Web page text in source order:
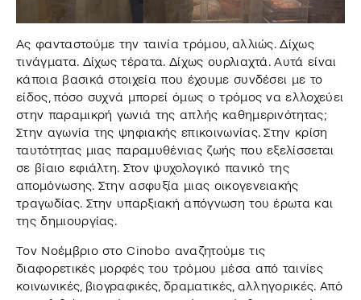
Ας φανταστούμε την ταινία τρόμου, αλλιώς. Δίχως
τινάγματα. Δίχως τέρατα. Δίχως ουρλιαχτά. Αυτά είναι
κάποια βασικά στοιχεία που έχουμε συνδέσει με το
είδος, πόσο συχνά μπορεί όμως ο τρόμος να ελλοχεύει
στην παραμικρή γωνιά της απλής καθημερινότητας;
Στην αγωνία της ψηφιακής επικοινωνίας. Στην κρίση
ταυτότητας μιας παραμυθένιας ζωής που εξελίσσεται
σε βίαιο εφιάλτη. Στον ψυχολογικό πανικό της
απομόνωσης. Στην ασφυξία μιας οικογενειακής
τραγωδίας. Στην υπαρξιακή απόγνωση του έρωτα και
της δημιουργίας.
Τον Νοέμβριο στο Cinobo αναζητούμε τις
διαφορετικές μορφές του τρόμου μέσα από ταινίες
κοινωνικές, βιογραφικές, δραματικές, αλληγορικές. Από